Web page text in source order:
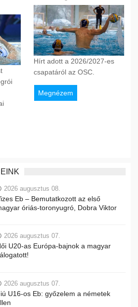
Hírt adott a 2026/2027-es
csapatáról az OSC.
Megnézem
2026 augusztus 08.
Eb – Bemutatkozott az első
óriás-toronyugró, Dobra Viktor
2026 augusztus 07.
U20-as Európa-bajnok a magyar
2026 augusztus 07.
U16-os Eb: győzelem a németek